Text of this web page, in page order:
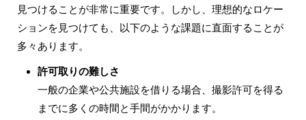
見つけることが非常に重要です。しかし、理想的なロケー
ションを見つけても、以下のような課題に直面することが
多々あります。
許可取りの難しさ
一般の企業や公共施設を借りる場合、撮影許可を得る
までに多くの時間と手間がかかります。